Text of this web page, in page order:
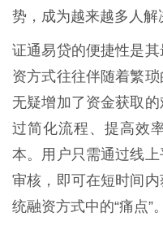
势，成为越来越多人解
证通易贷的便捷性是
资方式往往伴随着繁
无疑增加了资金获取
过简化流程、提高效
本。用户只需通过线
审核，即可在短时间
统融资方式中的“痛点”。